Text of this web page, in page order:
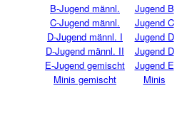
B-Jugend männl.
Jugend B
C-Jugend männl.
Jugend C
D-Jugend männl. I
Jugend D
D-Jugend männl. II
Jugend D
E-Jugend gemischt
Jugend E
Minis gemischt
Minis